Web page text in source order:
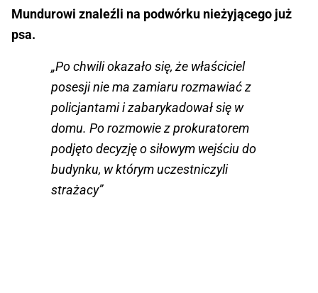
Mundurowi znaleźli na podwórku nieżyjącego już
psa.
„Po chwili okazało się, że właściciel
posesji nie ma zamiaru rozmawiać z
policjantami i zabarykadował się w
domu. Po rozmowie z prokuratorem
podjęto decyzję o siłowym wejściu do
budynku, w którym uczestniczyli
strażacy”